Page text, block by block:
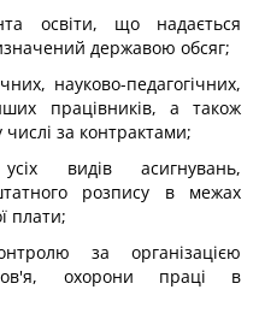
освіти, що надається
державою обсяг;
науково-педагогічних,
працівників, а також
за контрактами;
видів асигнувань,
розпису в межах
плати;
за організацією
охорони праці в